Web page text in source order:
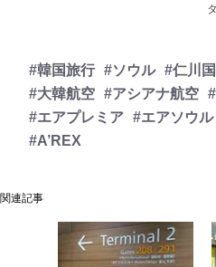
#韓国旅行 #ソウル #仁川
#大韓航空 #アシアナ航空
#エアプレミア #エアソウル
#A’REX
関連記事